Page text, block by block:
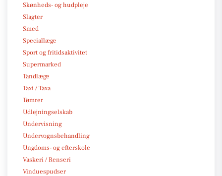
Skønheds- og hudpleje
Slagter
Smed
Speciallæge
Sport og fritidsaktivitet
Supermarked
Tandlæge
Taxi / Taxa
Tømrer
Udlejningselskab
Undervisning
Undervognsbehandling
Ungdoms- og efterskole
Vaskeri / Renseri
Vinduespudser